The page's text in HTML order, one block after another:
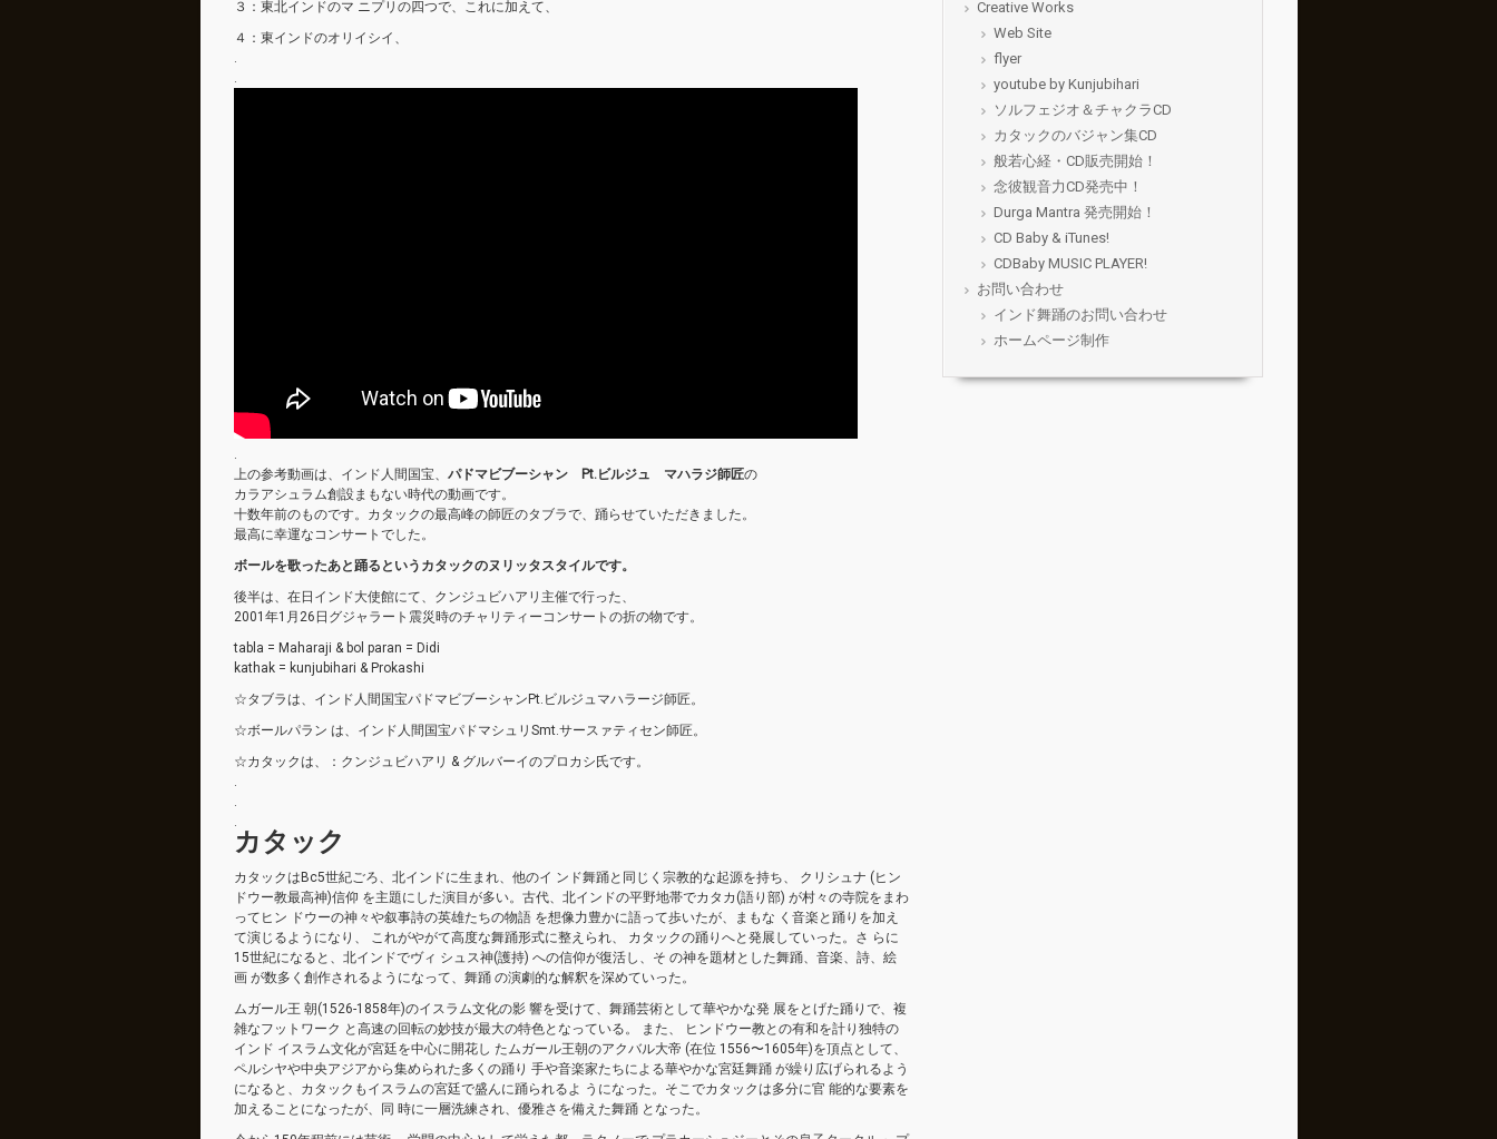
３：東北インドのマ ニプリの四つで、これに加えて、
４：東インドのオリイシイ、
.
.
.
上の参考動画は、インド人間国宝、 パドマビブーシャン Pt.ビルジュ マハラジ師匠の
カラアシュラム創設まもない時代の動画です。
十数年前のものです。カタックの最高峰の師匠のタブラで、踊らせていただきました。
最高に幸運なコンサートでした。
ボールを歌ったあと踊るというカタックのヌリッタスタイルです。
後半は、在日インド大使館にて、クンジュビハアリ主催で行った、
2001年1月26日グジャラート震災時のチャリティーコンサートの折の物です。
tabla = Maharaji & bol paran = Didi
kathak = kunjubihari & Prokashi
☆タブラは、インド人間国宝パドマビブーシャンPt.ビルジュマハラージ師匠。
☆ボールパラン は、インド人間国宝パドマシュリSmt.サースァティセン師匠。
☆カタックは、：クンジュビハアリ & グルバーイのプロカシ氏です。
.
.
.
カタック
カタックはBc5世紀ごろ、北インドに生まれ、他のイ ンド舞踊と同じく宗教的な起源を持ち、 クリシュナ (ヒン
ドウー教最高神)信仰 を主題にした演目が多い。古代、北インドの平野地帯でカタカ(語り部) が村々の寺院をまわ
ってヒン ドウーの神々や叙事詩の英雄たちの物語 を想像力豊かに語って歩いたが、まもな く音楽と踊りを加え
て演じるようになり、 これがやがて高度な舞踊形式に整えられ、 カタックの踊りへと発展していった。さ らに
15世紀になると、北インドでヴィ シュス神(護持) への信仰が復活し、そ の神を題材とした舞踊、音楽、詩、絵
画 が数多く創作されるようになって、舞踊 の演劇的な解釈を深めていった。
ムガール王 朝(1526-1858年)のイスラム文化の影 響を受けて、舞踊芸術として華やかな発 展をとげた踊りで、複
雑なフットワーク と高速の回転の妙技が最大の特色となっている。 また、 ヒンドウー教との有和を計り独特の
インド イスラム文化が宮廷を中心に開花し たムガール王朝のアクバル大帝 (在位 1556〜1605年)を頂点として、
ペルシヤや中央アジアから集められた多くの踊り 手や音楽家たちによる華やかな宮廷舞踊 が繰り広げられるよう
になると、カタックもイスラムの宮廷で盛んに踊られるよ うになった。そこでカタックは多分に官 能的な要素を
加えることになったが、同 時に一層洗練され、優雅さを備えた舞踊 となった。
Creative Works
Web Site
flyer
youtube by Kunjubihari
ソルフェジオ＆チャクラCD
カタックのバジャン集CD
般若心経・CD販売開始！
念彼観音力CD発売中！
Durga Mantra 発売開始！
CD Baby & iTunes!
CDBaby MUSIC PLAYER!
お問い合わせ
インド舞踊のお問い合わせ
ホームページ制作